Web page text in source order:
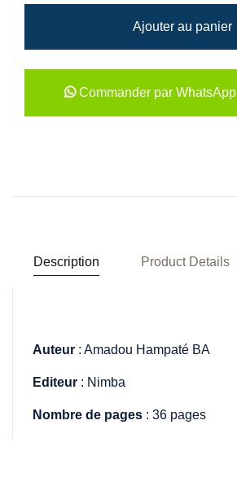
Ajouter au panier
Commander par WhatsApp
Description Product Details
Auteur : Amadou Hampaté BA
Editeur : Nimba
Nombre de pages : 36 pages